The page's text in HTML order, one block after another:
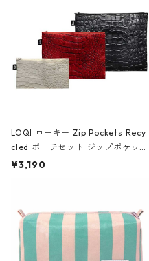
LOQI ローキー Zip Pockets Recy
cled ポーチセット ジップポケット
ファスナーポーチ 撥水加工 トラベ
ーガンディー、オフホワイト
¥3,190